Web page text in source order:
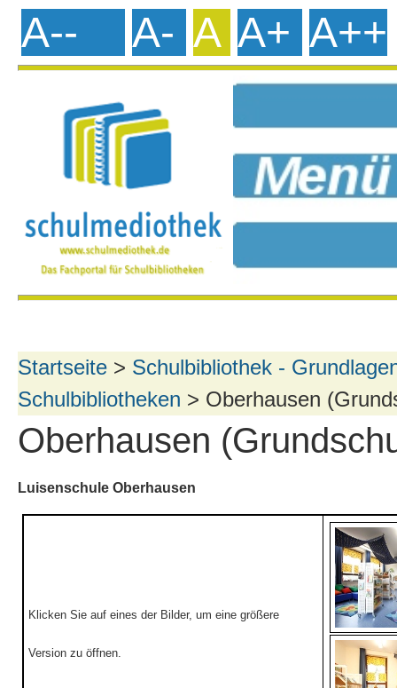
A-- A- A A+ A++
Startseite > Schulbibliothek -
Schulbibliotheken > Oberhausen
Oberhausen
Luisenschule Oberhausen
Klicken Sie auf eines der Bilder, um eine größere
Version zu öffnen.